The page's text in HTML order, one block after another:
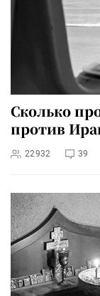
Сколько
против
22932 39